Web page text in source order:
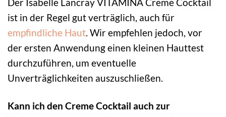
ist in der Regel gut verträglich, auch für
empfindliche Haut. Wir empfehlen jedoch, vor
der ersten Anwendung einen kleinen Hauttest
durchzuführen, um eventuelle
Unverträglichkeiten auszuschließen.
Kann ich den Creme Cocktail auch zur